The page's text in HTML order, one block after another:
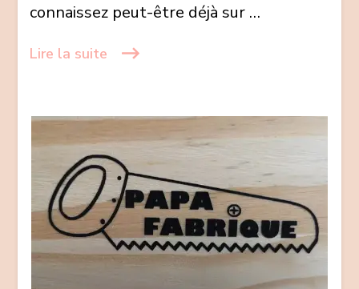
connaissez peut-être déjà sur …
Lire la suite